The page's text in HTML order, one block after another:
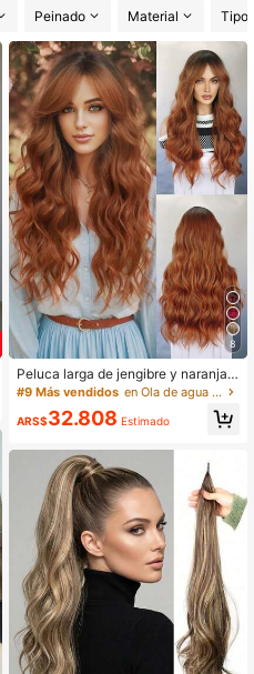
Peinado Material Tipo
8
Peluca larga de jengibre y naranja c
on flequillo, peluca ondulada para fi
estas, peinado natural esponjoso de
peluca sintética resistente al calor
#9 Más vendidos en Ola de agua Pelucas tejidas sintéticas
ARS$32.808 Estimado